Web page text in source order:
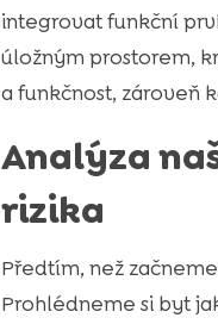
integrovat funkční
úložným prostorem,
a funkčnost, zároveň
Analýza
rizika
Předtím, než
Prohlédneme si byt